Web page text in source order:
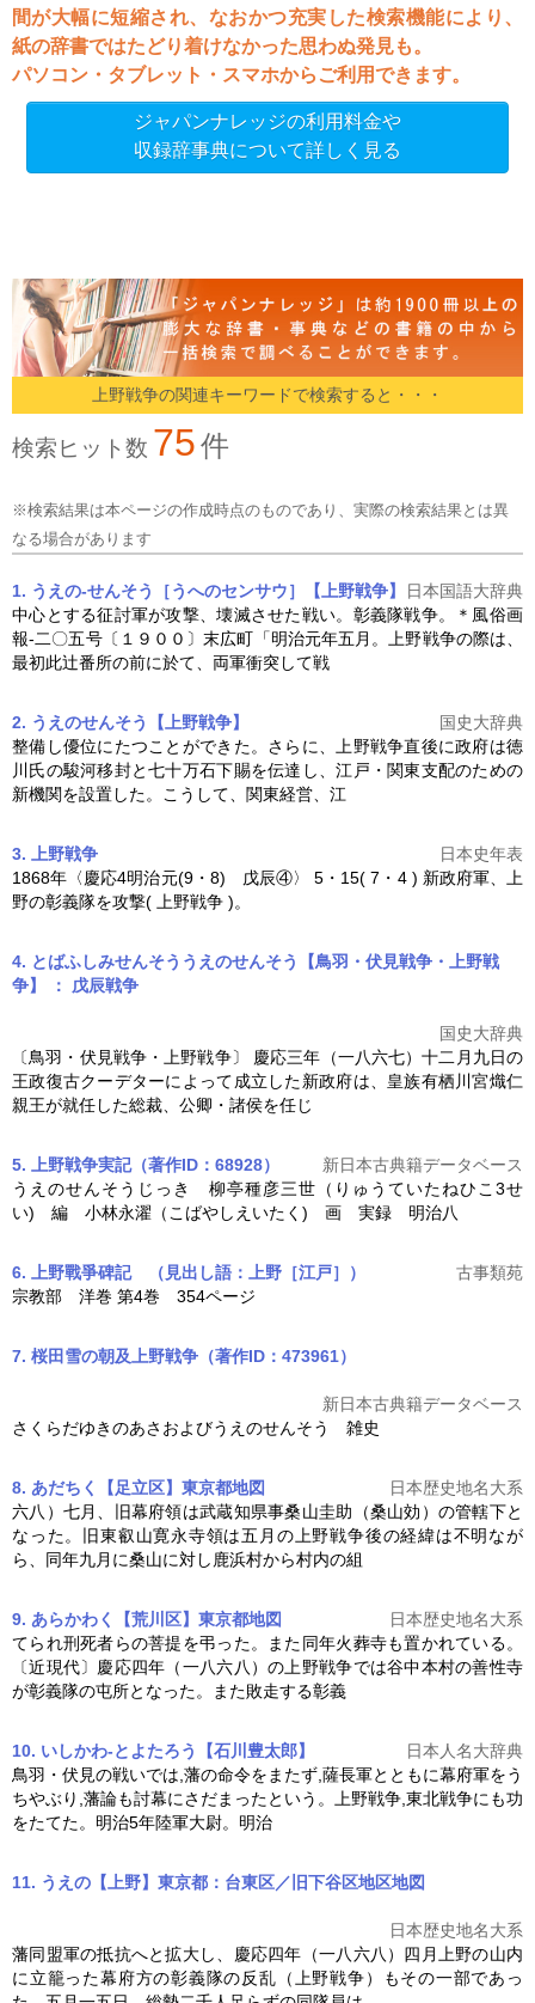
間が大幅に短縮され、なおかつ充実した検索機能により、
紙の辞書ではたどり着けなかった思わぬ発見も。
パソコン・タブレット・スマホからご利用できます。
ジャパンナレッジの利用料金や
収録辞事典について詳しく見る
上野戦争の関連キーワードで検索すると・・・
検索ヒット数 75件
※検索結果は本ページの作成時点のものであり、実際の検索結果とは異
なる場合があります
1. うえの‐せんそう［うへのセンサウ］【上野戦争】
日本国語大辞典
中心とする征討軍が攻撃、壊滅させた戦い。彰義隊戦争。＊風俗画
報‐二〇五号〔１９００〕末広町「明治元年五月。
上野戦争の際は、
最初此辻番所の前に於て、両軍衝突して戦
2. うえのせんそう【上野戦争】
国史大辞典
整備し優位にたつことができた。さらに、
上野戦争直後に政府は徳
川氏の駿河移封と七十万石下賜を伝達し、江戸・関東支配のための
新機関を設置した。こうして、関東経営、江
3. 上野戦争
日本史年表
1868年〈慶応4明治元(9・8) 戊辰④〉 5・15( 7・4 ) 新政府軍、上
野の彰義隊を攻撃(
上野戦争 )。
4. とばふしみせんそううえのせんそう【鳥羽・伏見戦争・上野戦
争】 ： 戊辰戦争
国史大辞典
〔鳥羽・伏見戦争・
上野戦争〕 慶応三年（一八六七）十二月九日の
王政復古クーデターによって成立した新政府は、皇族有栖川宮熾仁
親王が就任した総裁、公卿・諸侯を任じ
5. 上野戦争実記（著作ID：68928）
新日本古典籍データベース
うえのせんそうじっき 柳亭種彦三世（りゅうていたねひこ3せ
い) 編 小林永濯（こばやしえいたく) 画 実録 明治八
6. 上野戰爭碑記 （見出し語：上野［江戸］）
古事類苑
宗教部 洋巻 第4巻 354ページ
7. 桜田雪の朝及上野戦争（著作ID：473961）
新日本古典籍データベース
さくらだゆきのあさおよびうえのせんそう 雑史
8. あだちく【足立区】東京都地図
日本歴史地名大系
六八）七月、旧幕府領は武蔵知県事桑山圭助（桑山効）の管轄下と
なった。旧東叡山寛永寺領は五月の 上野戦争後の経緯は不明なが
ら、同年九月に桑山に対し鹿浜村から村内の組
9. あらかわく【荒川区】東京都地図
日本歴史地名大系
てられ刑死者らの菩提を弔った。また同年火葬寺も置かれている。
〔近現代〕慶応四年（一八六八）の 上野戦争では谷中本村の善性寺
が彰義隊の屯所となった。また敗走する彰義
10. いしかわ-とよたろう【石川豊太郎】
日本人名大辞典
鳥羽・伏見の戦いでは,藩の命令をまたず,薩長軍とともに幕府軍をう
ちやぶり,藩論も討幕にさだまったという。
上野戦争 ,東北戦争にも功
をたてた。明治5年陸軍大尉。明治
11. うえの【上野】東京都：台東区／旧下谷区地区地図
日本歴史地名大系
藩同盟軍の抵抗へと拡大し、慶応四年（一八六八）四月上野の山内
に立籠った幕府方の彰義隊の反乱（
上野戦争）もその一部であっ